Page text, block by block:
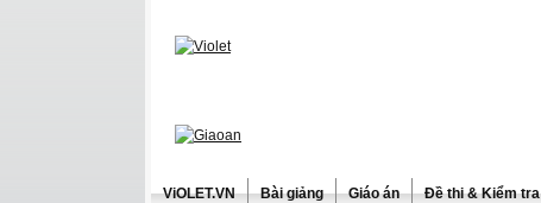
ViOLET.VN Bài giảng Giáo án Đề thi & Kiểm tra